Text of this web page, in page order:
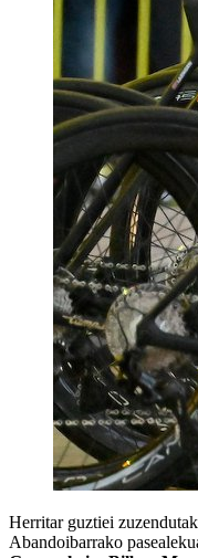
Herritar guztiei
Abandoibarrako